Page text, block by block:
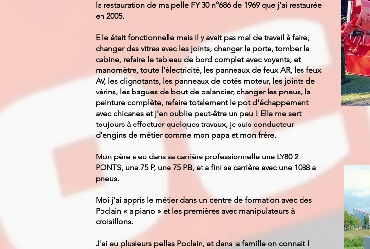
la restauration de ma pelle FY 30 n°686 de 1969 que j'ai restaurée
en 2005.
Elle était fonctionnelle mais il y avait pas mal de travail à faire,
changer des vitres avec les joints, changer la porte, tomber la
cabine, refaire le tableau de bord complet avec voyants, et
manomètre, toute l'électricité, les panneaux de feux AR, les feux
AV, les clignotants, les panneaux de cotés moteur, les joints de
vérins, les bagues de bout de balancier, changer les pneus, la
peinture complète, refaire totalement le pot d'échappement
avec chicanes et j'en oublie peut-être un peu ! Elle me sert
toujours à effectuer quelques travaux, je suis conducteur
d'engins de métier comme mon papa et mon frère.
Mon père a eu dans sa carrière professionnelle une LY80 2
PONTS, une 75 P, une 75 PB, et a fini sa carrière avec une 1088 a
pneus.
Moi j'ai appris le métier dans un centre de formation avec des
Poclain « a piano » et les premières avec manipulateurs à
croisillons.
J'ai eu plusieurs pelles Poclain, et dans la famille on connait !